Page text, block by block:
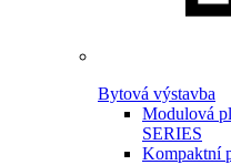
Bytová výstavba
Modulová
SERIES
Kompaktní